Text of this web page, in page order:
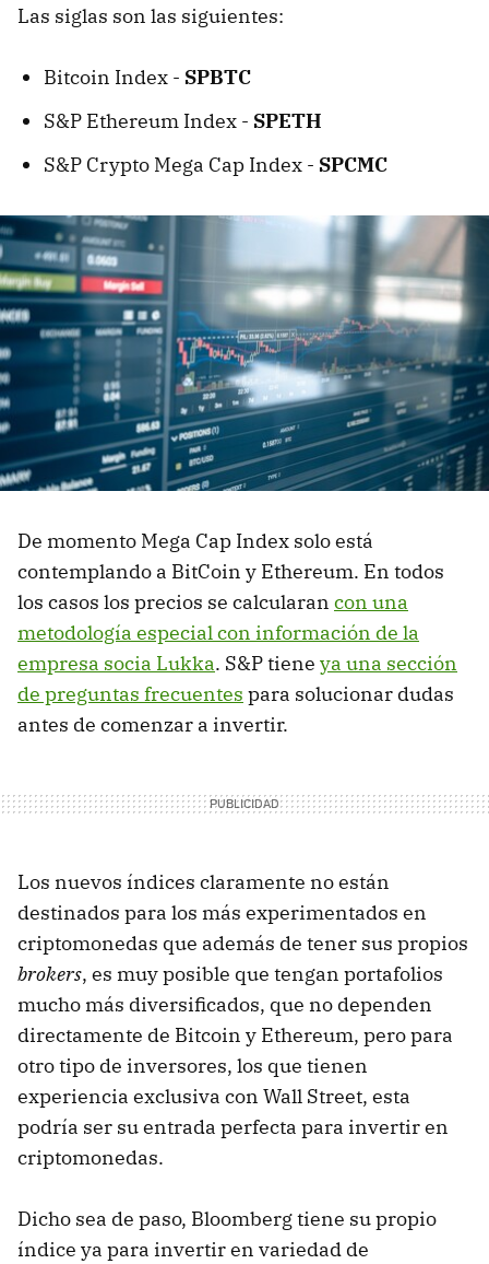
Las siglas son las siguientes:
Bitcoin Index - SPBTC
S&P Ethereum Index - SPETH
S&P Crypto Mega Cap Index - SPCMC
De momento Mega Cap Index solo está
contemplando a BitCoin y Ethereum. En todos
los casos los precios se calcularan con una
metodología especial con información de la
empresa socia Lukka. S&P tiene ya una sección
de preguntas frecuentes para solucionar dudas
antes de comenzar a invertir.
Los nuevos índices claramente no están
destinados para los más experimentados en
criptomonedas que además de tener sus propios
brokers, es muy posible que tengan portafolios
mucho más diversificados, que no dependen
directamente de Bitcoin y Ethereum, pero para
otro tipo de inversores, los que tienen
experiencia exclusiva con Wall Street, esta
podría ser su entrada perfecta para invertir en
criptomonedas.
Dicho sea de paso, Bloomberg tiene su propio
índice ya para invertir en variedad de